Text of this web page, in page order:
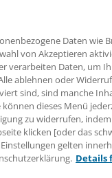
unter Ärzten
aufgeschlossen für
Sie sich eingeloggt
Daten wie
von Akzeptieren
verarbeiten Daten, um
ablehnen oder
sind, sind manche
dieses Menü
zu widerrufen, indem
klicken [oder das
gelten
Details